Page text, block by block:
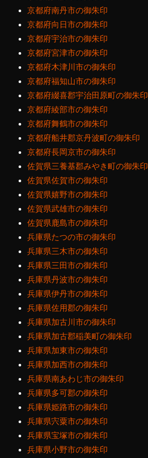
京都府南丹市の御朱印
京都府向日市の御朱印
京都府宇治市の御朱印
京都府宮津市の御朱印
京都府木津川市の御朱印
京都府福知山市の御朱印
京都府綴喜郡宇治田原町の御朱印
京都府綾部市の御朱印
京都府舞鶴市の御朱印
京都府船井郡京丹波町の御朱印
京都府長岡京市の御朱印
佐賀県三養基郡みやき町の御朱印
佐賀県佐賀市の御朱印
佐賀県嬉野市の御朱印
佐賀県武雄市の御朱印
佐賀県鹿島市の御朱印
兵庫県たつの市の御朱印
兵庫県三木市の御朱印
兵庫県三田市の御朱印
兵庫県丹波市の御朱印
兵庫県伊丹市の御朱印
兵庫県佐用郡の御朱印
兵庫県加古川市の御朱印
兵庫県加古郡稲美町の御朱印
兵庫県加東市の御朱印
兵庫県加西市の御朱印
兵庫県南あわじ市の御朱印
兵庫県多可郡の御朱印
兵庫県姫路市の御朱印
兵庫県宍粟市の御朱印
兵庫県宝塚市の御朱印
兵庫県小野市の御朱印